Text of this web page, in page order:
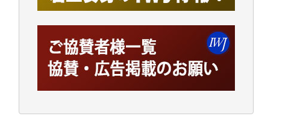
今日、僅かですがカンパしました。IWJの危
機を乗り切るには到底及ばない額ですが病気
の妻を抱えている私にとっては精一杯のカン
パです。
かねてよりIWJが発してきた膨大な取材記事